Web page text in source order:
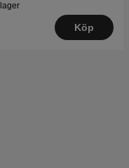
I lager
Köp